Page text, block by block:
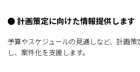
● 計画策定に向けた情報提供します
予算やスケジュールの見通しなど、計画
し、案件化を支援します。